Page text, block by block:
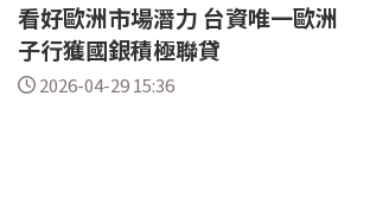
看好歐洲市場潛力 台資唯一歐洲
子行獲國銀積極聯貸
2026-04-29 15:36